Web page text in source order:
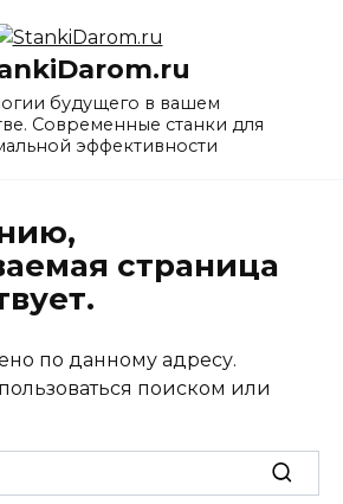
будущего в вашем
Современные станки для
эффективности
страница
по данному адресу.
поиском или